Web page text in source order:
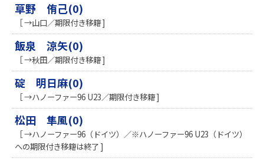
草野 侑己(0)
［ →山口／期限付き移籍 ]
飯泉 涼矢(0)
［ →秋田／期限付き移籍 ]
碇 明日麻(0)
［ →ハノーファー96 U23／期限付き移籍 ]
松田 隼風(0)
［ →ハノーファー96（ドイツ）／※ハノーファー96 U23（ドイツ）
への期限付き移籍は終了 ]